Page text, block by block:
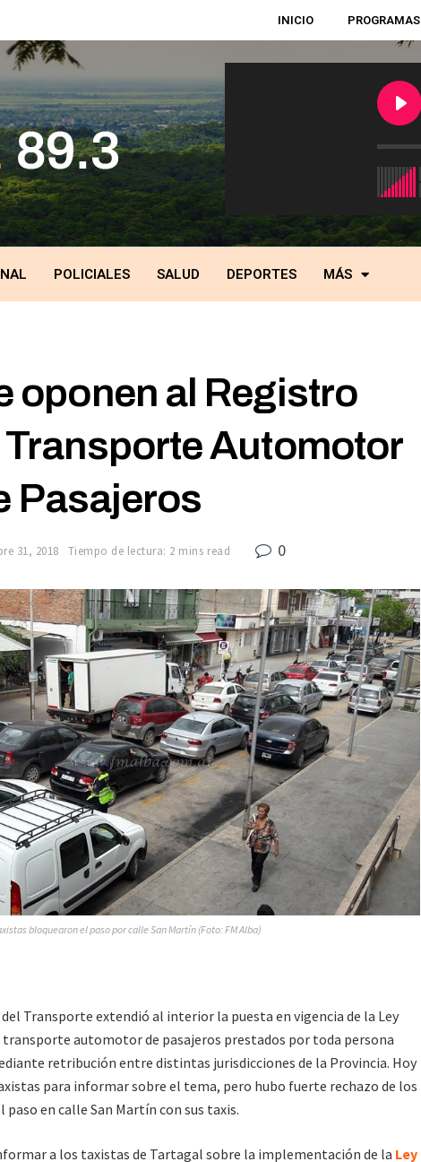
INICIO PROGRAMAS
POLICIALES SALUD DEPORTES MÁS
oponen al Registro
Automotor
Pasajeros
31, 2018 Tiempo de lectura: 2 mins read 0
bloquearon el paso por calle San Martín (Foto: FM Alba)
Transporte extendió al interior la puesta en vigencia de la Ley
transporte automotor de pasajeros prestados por toda persona
retribución entre distintas jurisdicciones de la Provincia. Hoy
para informar sobre el tema, pero hubo fuerte rechazo de los
paso en calle San Martín con sus taxis.
a los taxistas de Tartagal sobre la implementación de la Ley